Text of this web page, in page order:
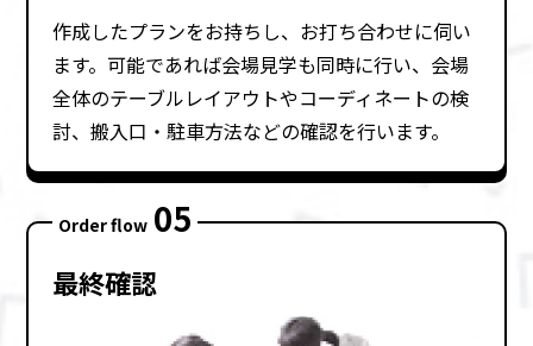
作成したプランをお持ちし、お打ち合わせに伺い
ます。可能であれば会場⾒学も同時に⾏い、会場
全体のテーブルレイアウトやコーディネートの検
討、搬⼊⼝・駐⾞⽅法などの確認を⾏います。
Order flow 05
最終確認